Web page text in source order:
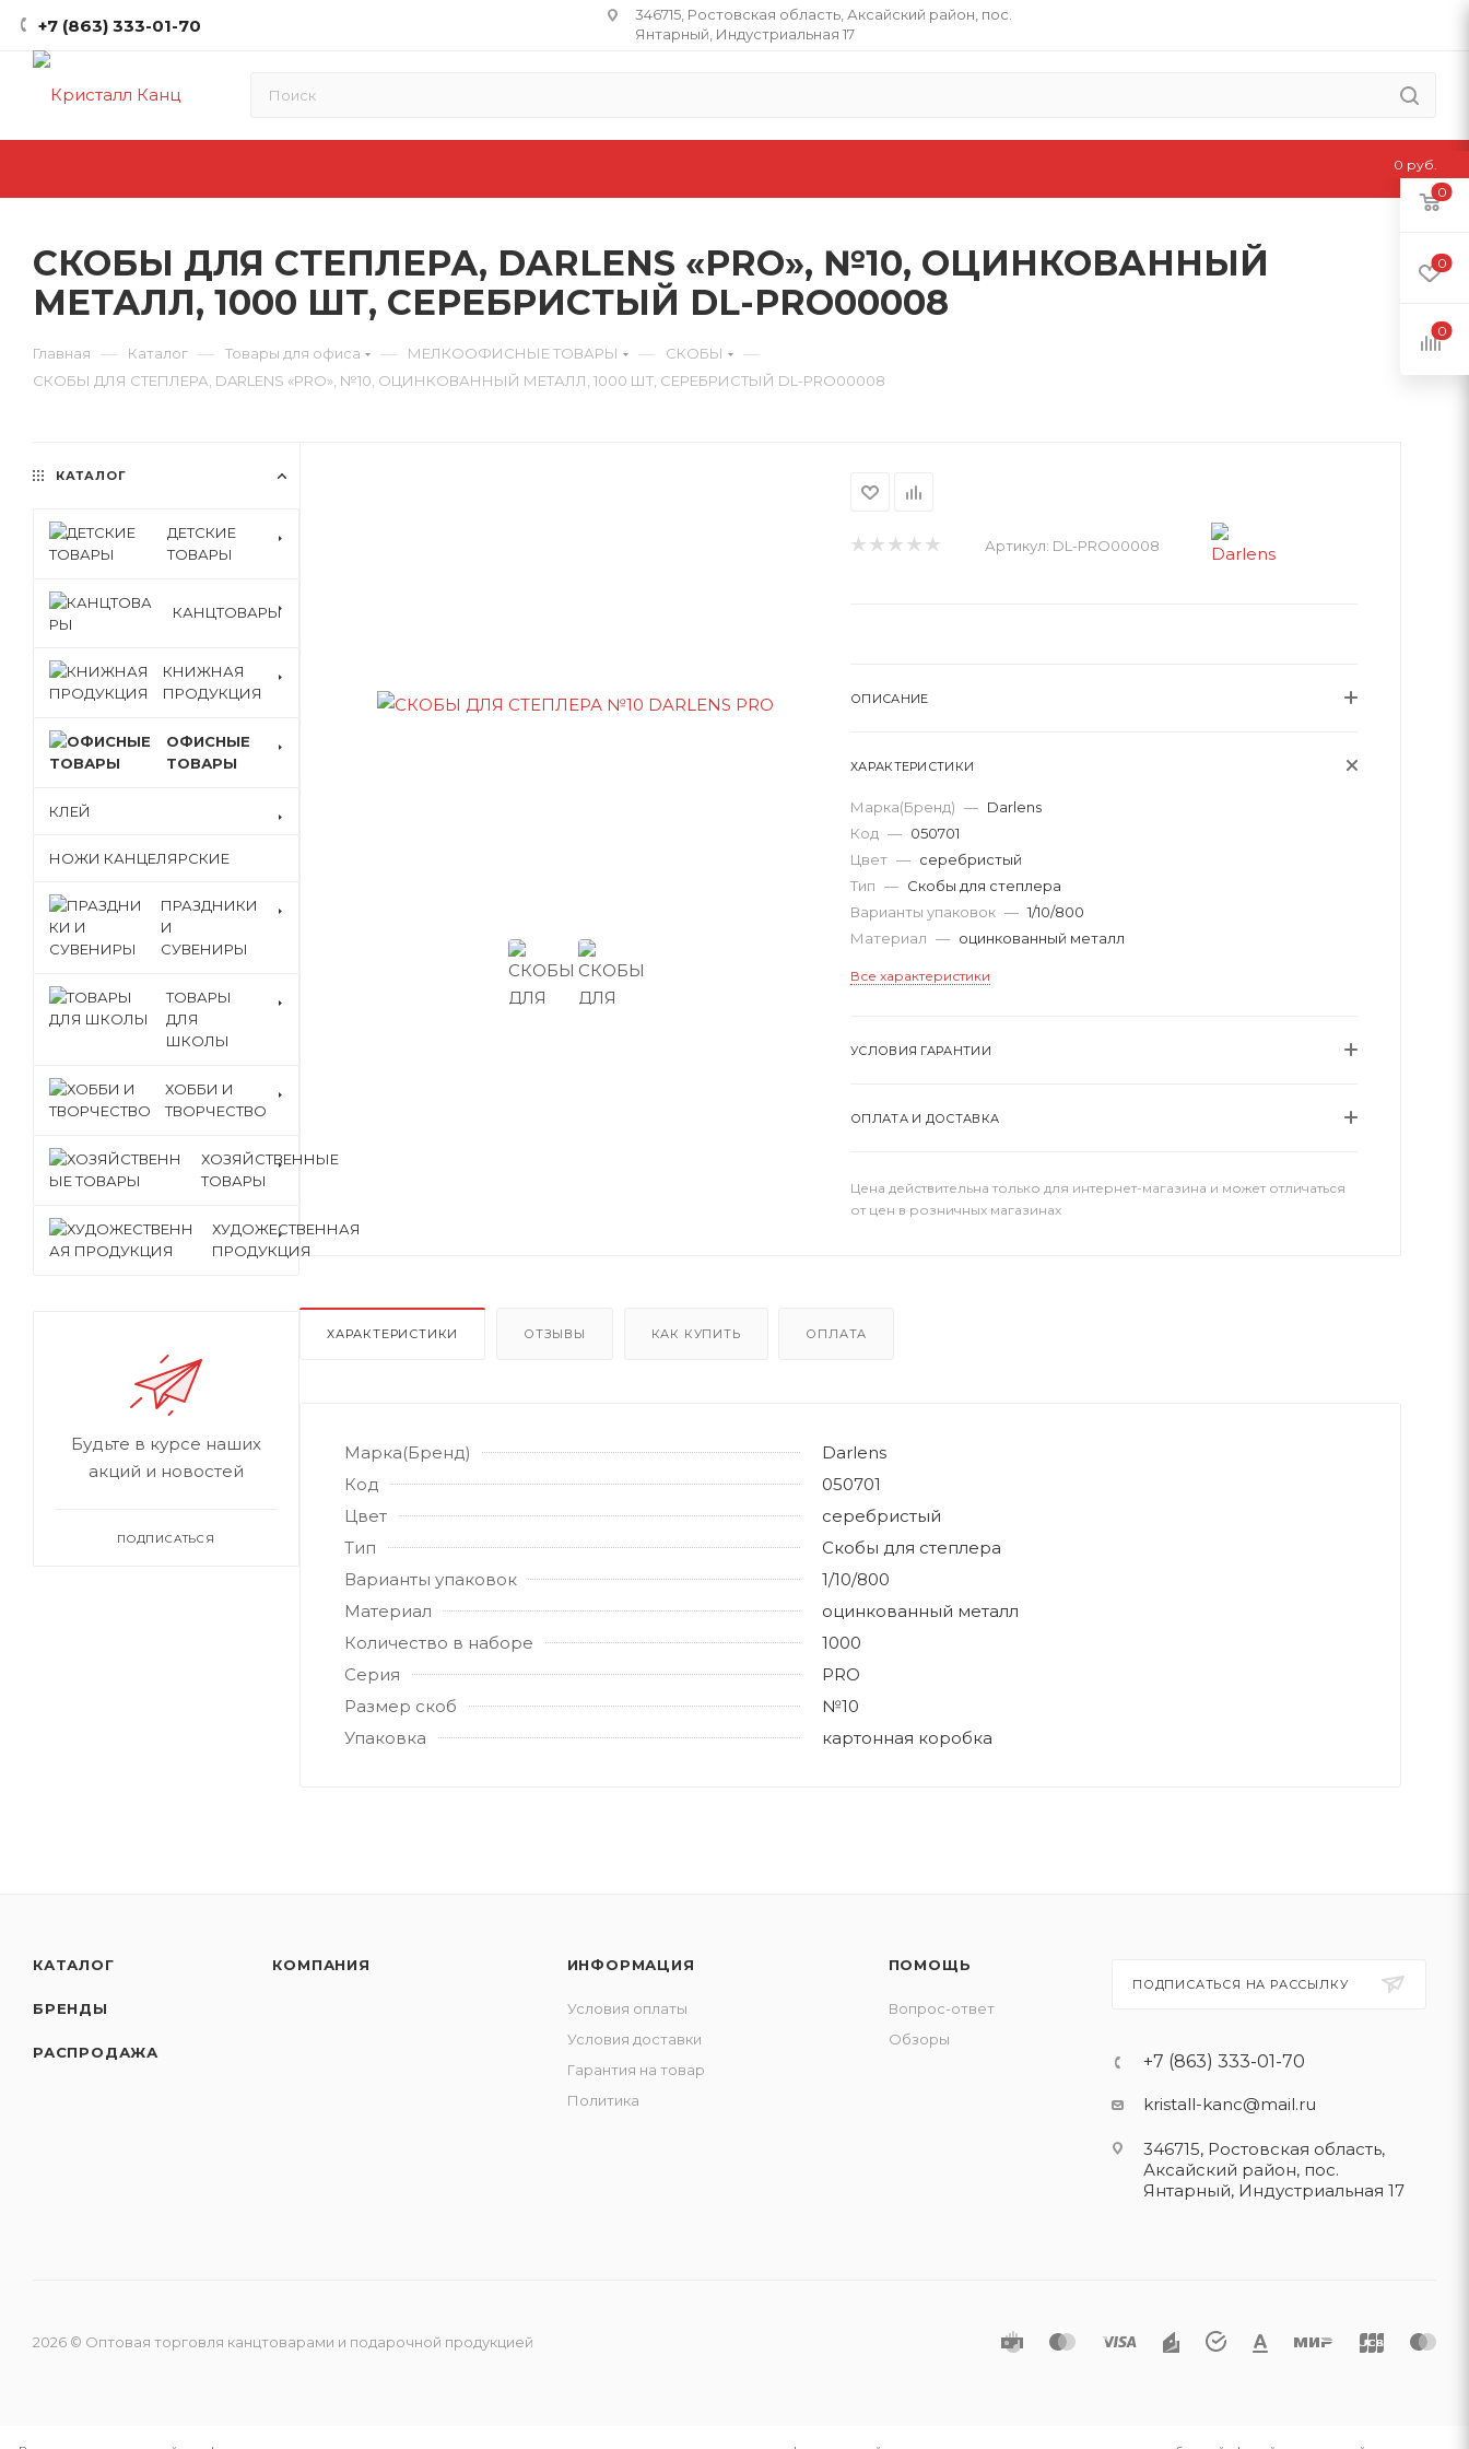
+7 (863) 333-01-70
346715, Ростовская область​, Аксайский район, пос.
Янтарный, Индустриальная 17
СКОБЫ ДЛЯ СТЕПЛЕРА, DARLENS «PRO», №10, ОЦИНКОВАННЫЙ
МЕТАЛЛ, 1000 ШТ, СЕРЕБРИСТЫЙ DL-PRO00008
Главная — Каталог — Товары для офиса — МЕЛКООФИСНЫЕ ТОВАРЫ — СКОБЫ —
СКОБЫ ДЛЯ СТЕПЛЕРА, DARLENS «PRO», №10, ОЦИНКОВАННЫЙ МЕТАЛЛ, 1000 ШТ, СЕРЕБРИСТЫЙ DL-PRO00008
Артикул: DL-PRO00008
ОПИСАНИЕ
ХАРАКТЕРИСТИКИ
Марка(Бренд) — Darlens
Код — 050701
Цвет — серебристый
Тип — Скобы для степлера
Варианты упаковок — 1/10/800
Материал — оцинкованный металл
Все характеристики
УСЛОВИЯ ГАРАНТИИ
ОПЛАТА И ДОСТАВКА
Цена действительна только для интернет-магазина и может отличаться
от цен в розничных магазинах
ХАРАКТЕРИСТИКИ ОТЗЫВЫ КАК КУПИТЬ ОПЛАТА
Марка(Бренд)
Darlens
Код
050701
Цвет
серебристый
Тип
Скобы для степлера
Варианты упаковок
1/10/800
Материал
оцинкованный металл
Количество в наборе
1000
Серия
PRO
Размер скоб
№10
Упаковка
картонная коробка
КАТАЛОГ
ДЕТСКИЕ
ТОВАРЫ
КАНЦТОВАРЫ
КНИЖНАЯ
ПРОДУКЦИЯ
ОФИСНЫЕ
ТОВАРЫ
КЛЕЙ
НОЖИ КАНЦЕЛЯРСКИЕ
ПРАЗДНИКИ
И
СУВЕНИРЫ
ТОВАРЫ
ДЛЯ
ШКОЛЫ
ХОББИ И
ТВОРЧЕСТВО
ХОЗЯЙСТВЕННЫЕ
ТОВАРЫ
ХУДОЖЕСТВЕННАЯ
ПРОДУКЦИЯ
Будьте в курсе наших
акций и новостей
ПОДПИСАТЬСЯ
КАТАЛОГ
БРЕНДЫ
РАСПРОДАЖА
КОМПАНИЯ ИНФОРМАЦИЯ
Условия оплаты
Условия доставки
Гарантия на товар
Политика
ПОМОЩЬ
Вопрос-ответ
Обзоры
ПОДПИСАТЬСЯ НА РАССЫЛКУ
+7 (863) 333-01-70
kristall-kanc@mail.ru
346715, Ростовская область​,
Аксайский район, пос.
Янтарный, Индустриальная 17
2026 © Оптовая торговля канцтоварами и подарочной продукцией
0
0
0
0 руб.